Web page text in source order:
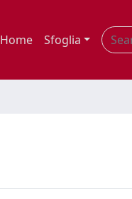
Home Sfoglia